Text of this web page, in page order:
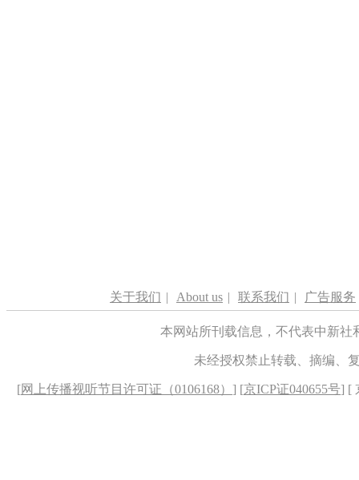
关于我们 | About us | 联系我们 | 广告服务
本网站所刊载信息，不代表中新
未经授权禁止转载、摘编、
[网上传播视听节目许可证（0106168） ] [京ICP证040655号] [